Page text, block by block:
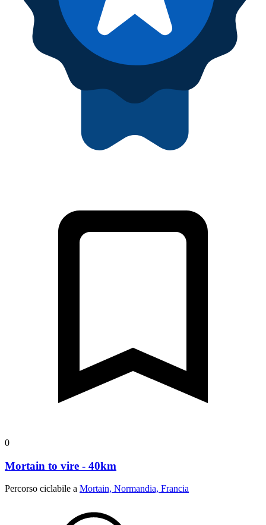
0
Mortain to vire - 40km
Percorso ciclabile a Mortain, Normandia, Francia